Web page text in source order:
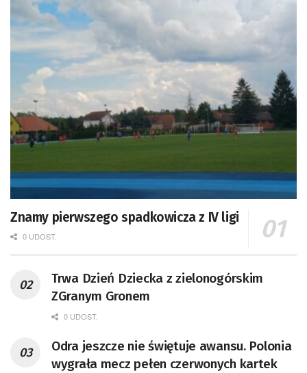
Znamy pierwszego spadkowicza z IV ligi
0 UDOST.
Trwa Dzień Dziecka z zielonogórskim
ZGranym Gronem
0 UDOST.
Odra jeszcze nie świętuje awansu. Polonia
wygrała mecz pełen czerwonych kartek